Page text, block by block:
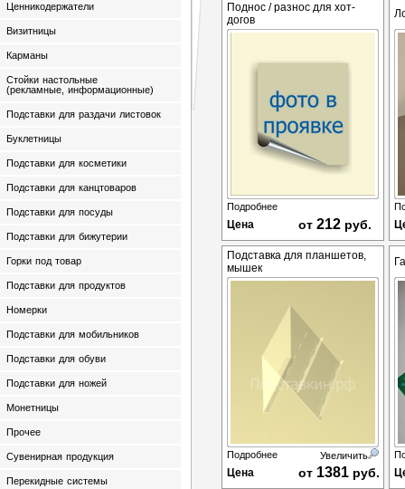
Ценникодержатели
Визитницы
Карманы
Стойки настольные
(рекламные, информационные)
Подставки для раздачи листовок
Буклетницы
Подставки для косметики
Подставки для канцтоваров
Подставки для посуды
Подставки для бижутерии
Горки под товар
Подставки для продуктов
Номерки
Подставки для мобильников
Подставки для обуви
Подставки для ножей
Монетницы
Прочее
Сувенирная продукция
Перекидные системы
Поднос / разнос для хот-
догов
Подробнее
Цена от 212 руб.
Подставка для планшетов,
мышек
Подробнее Увеличить
Цена от 1381 руб.